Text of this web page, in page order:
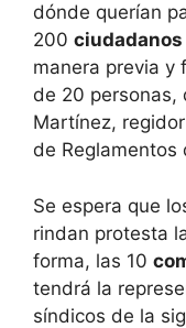
dónde querían
200 ciudadanos
manera previa y
de 20 personas,
Martínez,
de Reglamentos
Se espera que
rindan protesta
forma, las 10
tendrá la
síndicos de la